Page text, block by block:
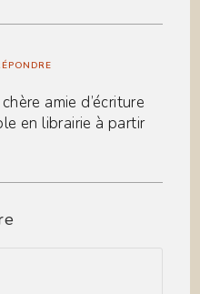
amie d’écriture
en librairie à partir